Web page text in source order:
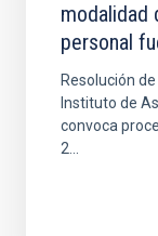
modalidad
personal
Resolución
Instituto de
convoca
2...